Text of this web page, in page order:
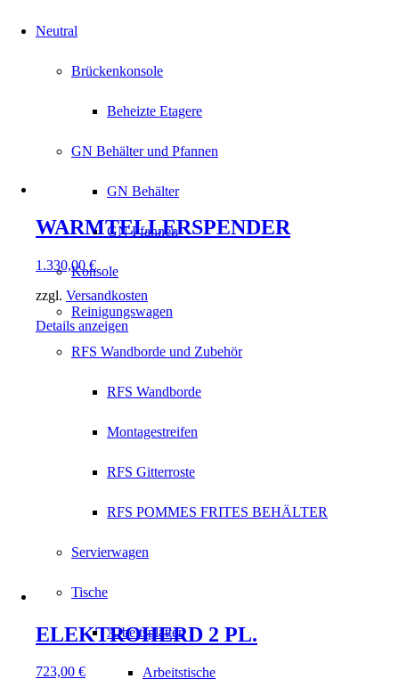
Neutral
Brückenkonsole
Beheizte Etagere
GN Behälter und Pfannen
GN Behälter
GN Pfannen
Konsole
Reinigungswagen
RFS Wandborde und Zubehör
RFS Wandborde
Montagestreifen
RFS Gitterroste
RFS POMMES FRITES BEHÄLTER
Servierwagen
Tische
Arbeitsplatten
Arbeitstische
WARMTELLERSPENDER
1.330,00 €
zzgl. Versandkosten
Details anzeigen
ELEKTROHERD 2 PL.
723,00 €